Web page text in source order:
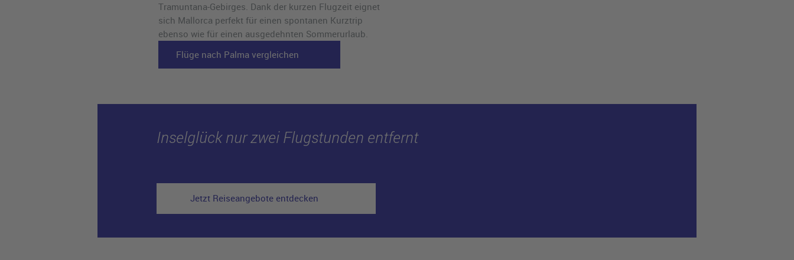
Tramuntana-Gebirges. Dank der kurzen Flugzeit eignet
sich Mallorca perfekt für einen spontanen Kurztrip
ebenso wie für einen ausgedehnten Sommerurlaub.
Flüge nach Palma vergleichen
Inselglück nur zwei Flugstunden entfernt
Jetzt Reiseangebote entdecken